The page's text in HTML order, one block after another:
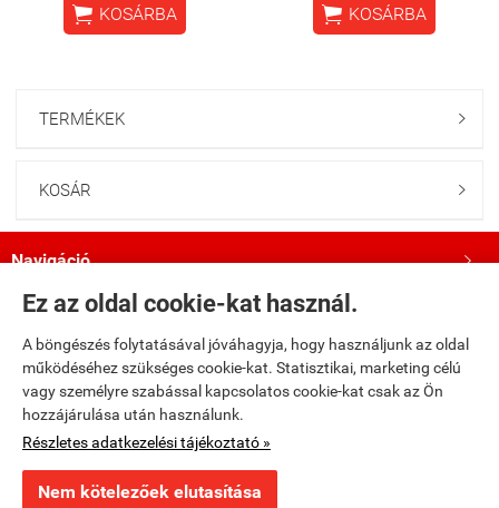
Ez az oldal cookie-kat használ.
A böngészés folytatásával jóváhagyja, hogy használjunk az oldal
működéséhez szükséges cookie-kat. Statisztikai, marketing célú
vagy személyre szabással kapcsolatos cookie-kat csak az Ön
hozzájárulása után használunk.
Részletes adatkezelési tájékoztató »
Nem kötelezőek elutasítása
 KOSÁRBA  KOSÁRBA
TERMÉKEK 
KOSÁR 
Navigáció 
Saját fiók
Bemutatkozás
Kövess minket a Facebookon!
Ajánlott termék